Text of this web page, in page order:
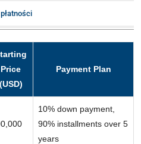
Price
(USD)
Payment Plan
10% down payment,
90% installments over 5
years